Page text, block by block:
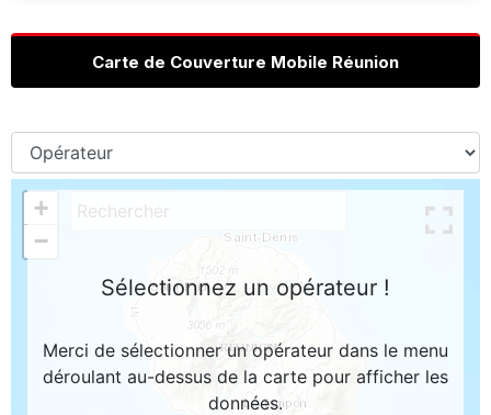
Carte de Couverture Mobile Réunion